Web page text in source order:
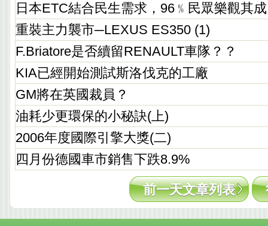
日本ETC結合民生需求，96﹪民眾樂觀其成
重裝主力襲市─LEXUS ES350 (1)
F.Briatore是否續留RENAULT車隊？？
KIA已經開始測試斯洛伐克的工廠
GM將在英國裁員？
油耗少更環保的小秘訣(上)
2006年度國際引擎大獎(二)
四月份德國車市銷售下跌8.9%
前一天文章列表